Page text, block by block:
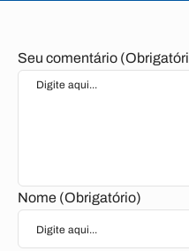
Seu comentário
Nome (Obrigatório)